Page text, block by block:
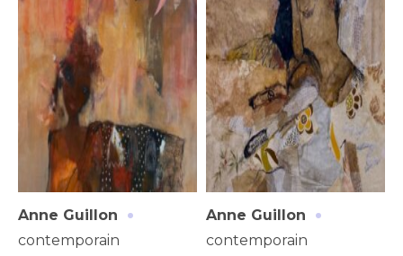
Adresse email*
Nom
Anne Guillon ·
contemporain
Anne Guillon ·
contemporain